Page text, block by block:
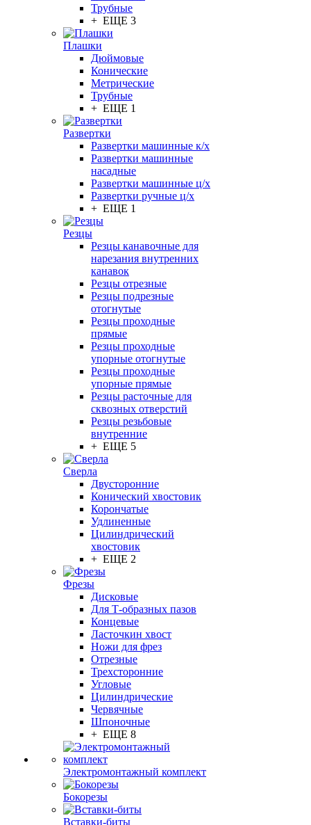
Трубные
+ ЕЩЕ 3
Плашки
Дюймовые
Конические
Метрические
Трубные
+ ЕЩЕ 1
Развертки
Развертки машинные к/х
Развертки машинные
насадные
Развертки машинные ц/х
Развертки ручные ц/х
+ ЕЩЕ 1
Резцы
Резцы канавочные для
нарезания внутренних
канавок
Резцы отрезные
Резцы подрезные
отогнутые
Резцы проходные
прямые
Резцы проходные
упорные отогнутые
Резцы проходные
упорные прямые
Резцы расточные для
сквозных отверстий
Резцы резьбовые
внутренние
+ ЕЩЕ 5
Сверла
Двусторонние
Конический хвостовик
Корончатые
Удлиненные
Цилиндрический
хвостовик
+ ЕЩЕ 2
Фрезы
Дисковые
Для Т-образных пазов
Концевые
Ласточкин хвост
Ножи для фрез
Отрезные
Трехсторонние
Угловые
Цилиндрические
Червячные
Шпоночные
+ ЕЩЕ 8
Электромонтажный комплект
Бокорезы
Вставки-биты